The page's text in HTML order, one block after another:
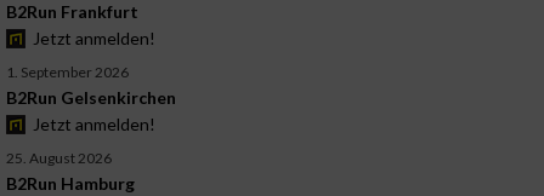
B2Run Frankfurt
Jetzt anmelden!
1. September 2026
B2Run Gelsenkirchen
Jetzt anmelden!
25. August 2026
B2Run Hamburg